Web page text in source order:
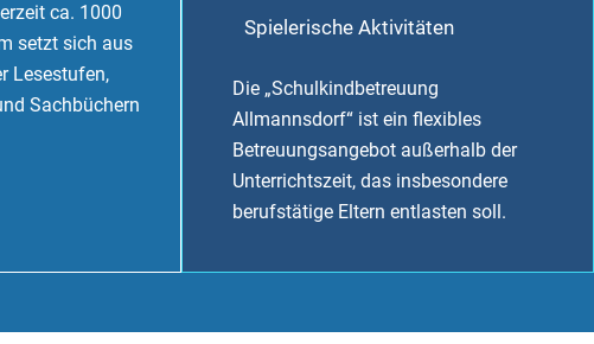
ca. 1000
setzt sich aus
Lesestufen,
Sachbüchern
Spielerische Aktivitäten
Die „Schulkindbetreuung
Allmannsdorf“ ist ein flexibles
Betreuungsangebot außerhalb der
Unterrichtszeit, das insbesondere
berufstätige Eltern entlasten soll.